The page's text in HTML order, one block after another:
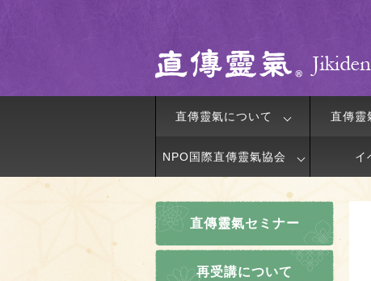
直傳靈氣について 直傳靈
NPO国際直傳靈氣協会 イ
直傳靈氣セミナー
再受講について